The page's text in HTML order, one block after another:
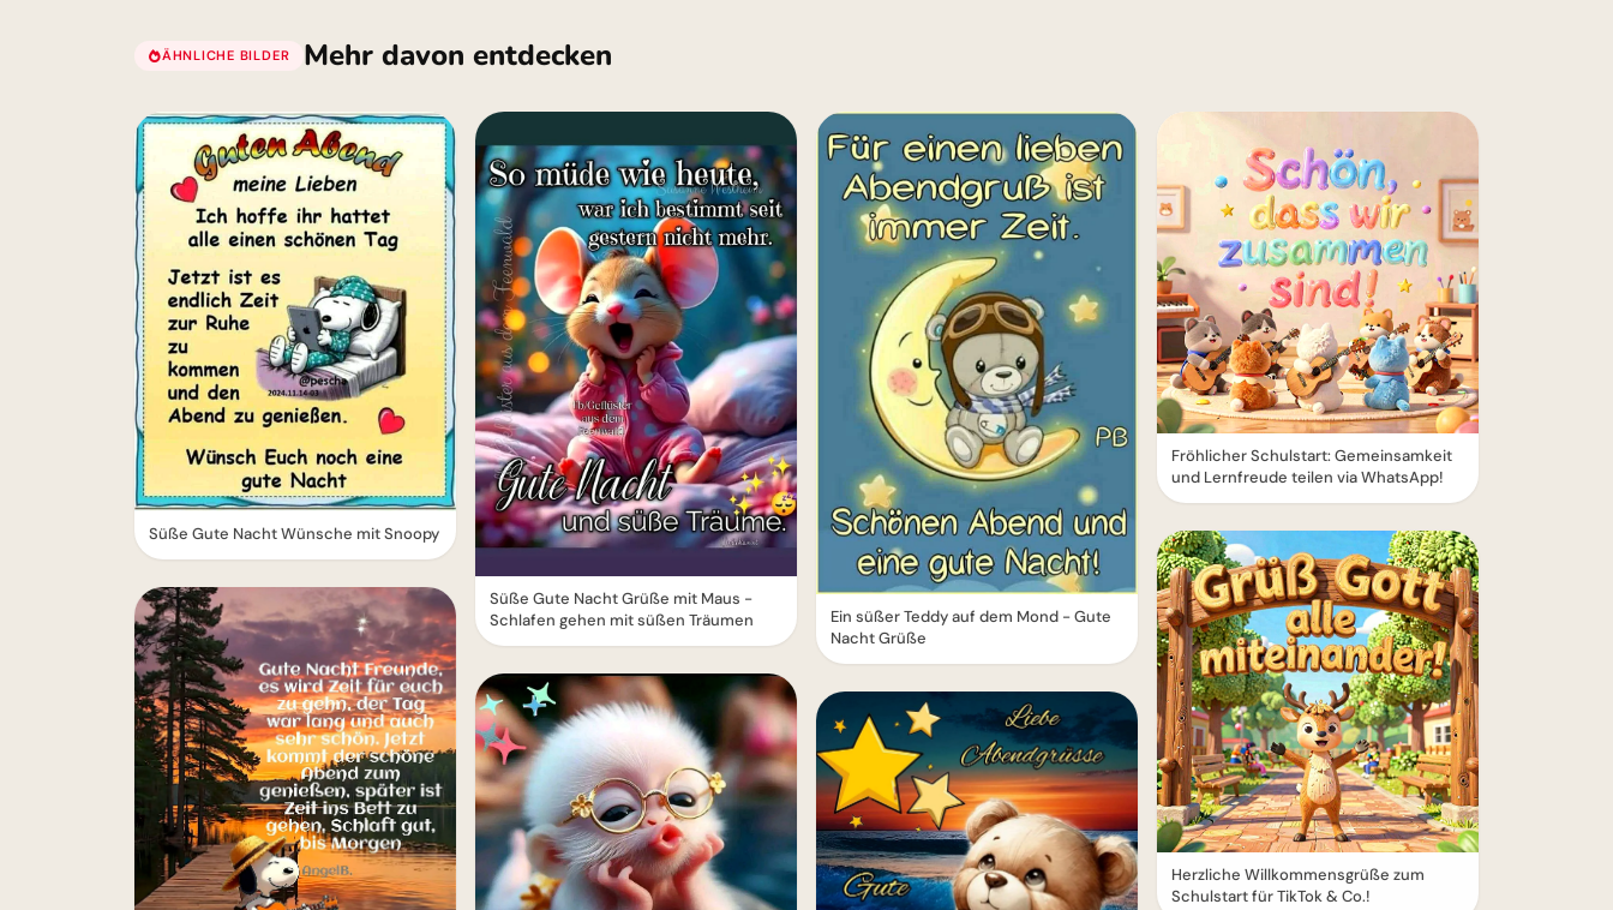
ÄHNLICHE BILDER Mehr davon entdecken
Süße Gute Nacht Wünsche mit Snoopy
Süße Gute Nacht Grüße mit Maus -
Schlafen gehen mit süßen Träumen
Ein süßer Teddy auf dem Mond - Gute
Nacht Grüße
Fröhlicher Schulstart: Gemeinsamkeit
und Lernfreude teilen via WhatsApp!
Herzliche Willkommensgrüße zum
Schulstart für TikTok & Co.!